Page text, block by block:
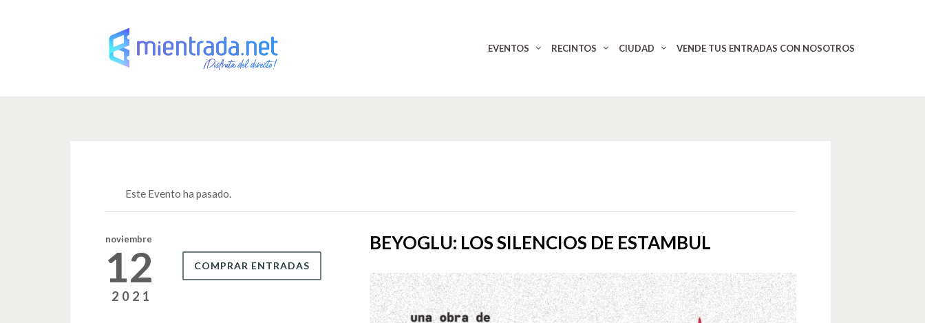
EVENTOS RECINTOS CIUDAD VENDE TUS ENTRADAS CON NOSOTROS
Este Evento ha pasado.
BEYOGLU: LOS SILENCIOS DE ESTAMBUL
noviembre
12
2021
COMPRAR ENTRADAS